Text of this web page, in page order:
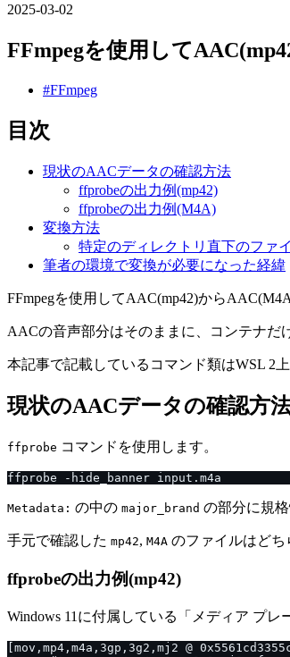
2025-03-02
FFmpegを使用して
#FFmpeg
目次
現状のAACデータの確認方法
ffprobeの出力例(mp42)
ffprobeの出力例(M4A)
変換方法
特定のディレクトリ直下のファ
筆者の環境で変換が必要になった経緯
FFmpegを使用してAAC(mp42)から
AACの音声部分はそのままに、コンテナだ
本記事で記載しているコマンド類はWSL 2
現状のAACデータの確認方
ffprobe コマンドを使用します。
Metadata: の中の major_brand の部分に規
手元で確認した mp42, M4A のファイルはど
ffprobeの出力例(mp42)
Windows 11に付属している「メディア プ